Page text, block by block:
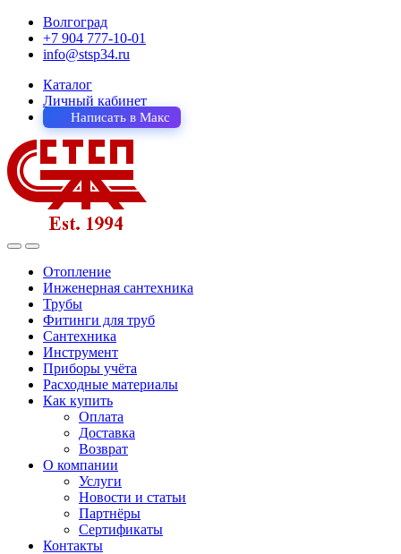
Волгоград
+7 904 777-10-01
info@stsp34.ru
Каталог
Личный кабинет
Написать в Макс
Отопление
Инженерная сантехника
Трубы
Фитинги для труб
Сантехника
Инструмент
Приборы учёта
Расходные материалы
Как купить
Оплата
Доставка
Возврат
О компании
Услуги
Новости и статьи
Партнёры
Сертификаты
Контакты